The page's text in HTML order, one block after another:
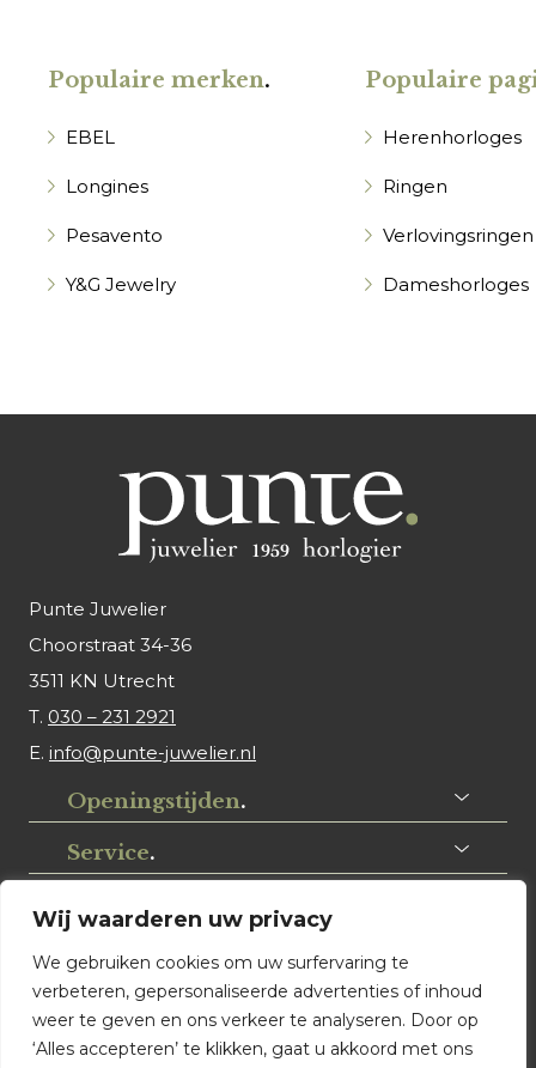
Wij waarderen uw privacy
We gebruiken cookies om uw surfervaring te
verbeteren, gepersonaliseerde advertenties of inhoud
weer te geven en ons verkeer te analyseren. Door op
‘Alles accepteren’ te klikken, gaat u akkoord met ons
Populaire merken.
EBEL
Longines
Pesavento
Y&G Jewelry
Populaire
Herenhorloges
Ringen
Verlovingsringen
Dameshorloges
Punte Juwelier
Choorstraat 34-36
3511 KN Utrecht
T. 030 – 231 2921
E. info@punte-juwelier.nl
Openingstijden.
Service.
Volg ons